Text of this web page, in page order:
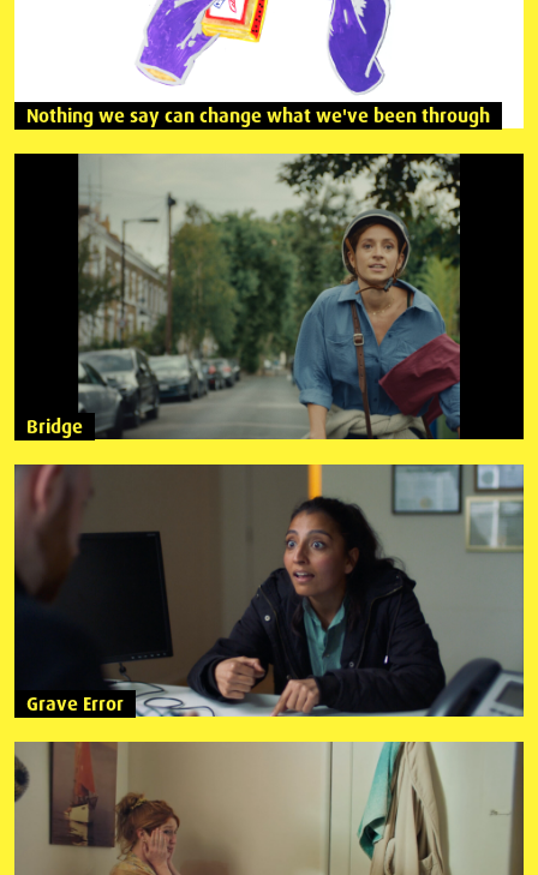
Nothing we say can change what we've been through
Bridge
Grave Error